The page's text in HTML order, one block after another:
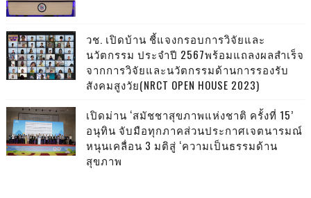
วช. เปิดบ้าน ชี้แจงกรอบการวิจัยและ
นวัตกรรม ประจำปี 2567พร้อมแถลงผลสำเร็จ
จากการวิจัยและนวัตกรรมด้านการรองรับ
สังคมสูงวัย(NRCT OPEN HOUSE 2023)
เปิดม่าน ‘สมัชชาสุขภาพแห่งชาติ ครั้งที่ 15’
อนุทิน จับมือทุกภาคส่วนประกาศเจตนารมณ์
หนุนเคลื่อน 3 มติสู่ ‘ความเป็นธรรมด้าน
สุขภาพ